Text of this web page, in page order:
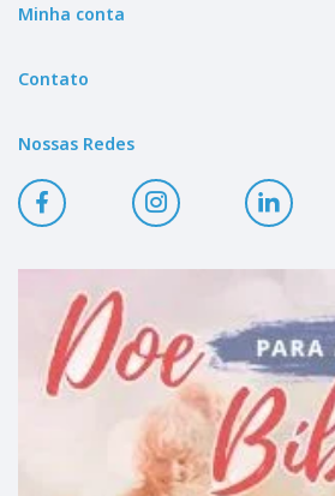
Minha conta
Contato
Nossas Redes